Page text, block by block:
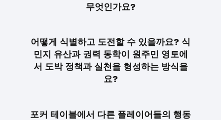
무엇인가요?
어떻게 식별하고 도전할 수 있을까요? 식
민지 유산과 권력 동학이 원주민 영토에
서 도박 정책과 실천을 형성하는 방식을
요?
포커 테이블에서 다른 플레이어들의 행동